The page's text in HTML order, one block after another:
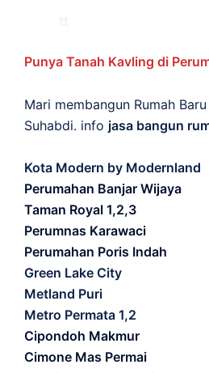
Punya Tanah Kavling di
Mari membangun Rumah
Suhabdi. info jasa bangun
Kota Modern by Modernland
Perumahan Banjar Wijaya
Taman Royal 1,2,3
Perumnas Karawaci
Perumahan Poris Indah
Green Lake City
Metland Puri
Metro Permata 1,2
Cipondoh Makmur
Cimone Mas Permai